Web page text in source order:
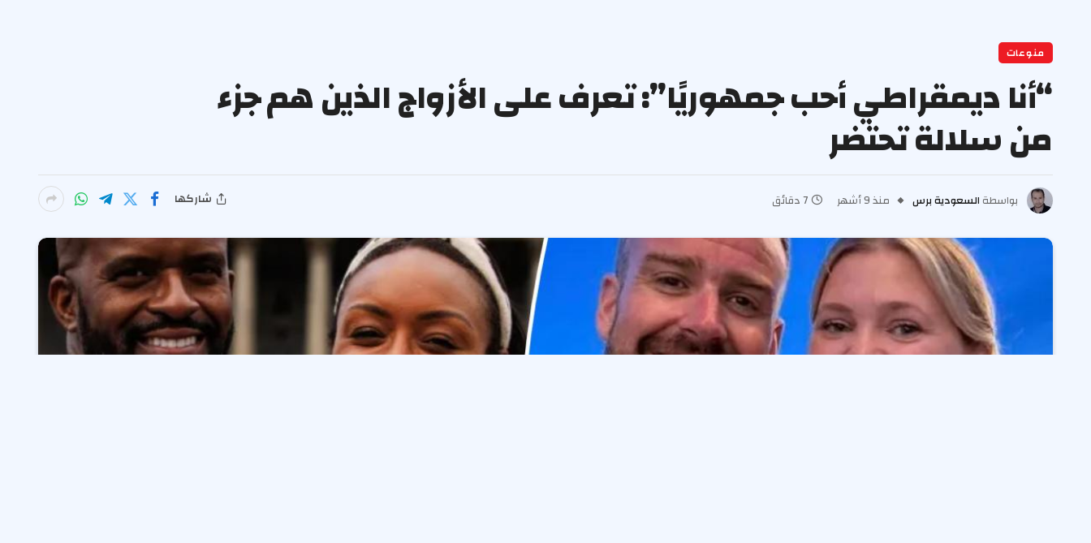
منوعات
“أنا ديمقراطي أحب جمهوريًا”: تعرف على الأزواج الذين هم جزء
من سلالة تحتضر
بواسطة السعودية برس منذ 9 أشهر 7 دقائق شاركها